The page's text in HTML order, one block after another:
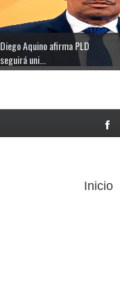
Diego Aquino afirma PLD
seguirá uni...
Inicio